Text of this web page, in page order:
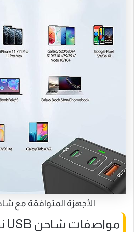
الأجهزة المتوافقة مع